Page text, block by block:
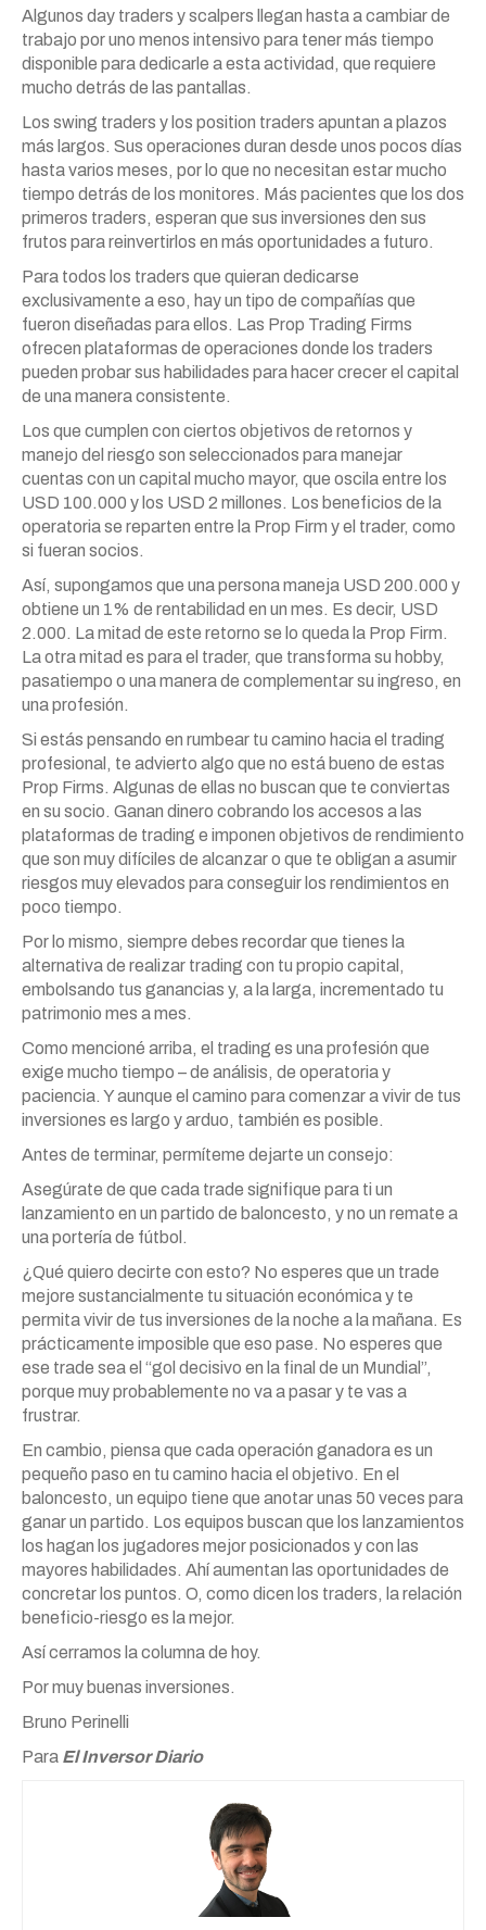
Algunos day traders y scalpers llegan hasta a cambiar de
trabajo por uno menos intensivo para tener más tiempo
disponible para dedicarle a esta actividad, que requiere
mucho detrás de las pantallas.
Los swing traders y los position traders apuntan a plazos
más largos. Sus operaciones duran desde unos pocos días
hasta varios meses, por lo que no necesitan estar mucho
tiempo detrás de los monitores. Más pacientes que los dos
primeros traders, esperan que sus inversiones den sus
frutos para reinvertirlos en más oportunidades a futuro.
Para todos los traders que quieran dedicarse
exclusivamente a eso, hay un tipo de compañías que
fueron diseñadas para ellos. Las Prop Trading Firms
ofrecen plataformas de operaciones donde los traders
pueden probar sus habilidades para hacer crecer el capital
de una manera consistente.
Los que cumplen con ciertos objetivos de retornos y
manejo del riesgo son seleccionados para manejar
cuentas con un capital mucho mayor, que oscila entre los
USD 100.000 y los USD 2 millones. Los beneficios de la
operatoria se reparten entre la Prop Firm y el trader, como
si fueran socios.
Así, supongamos que una persona maneja USD 200.000 y
obtiene un 1% de rentabilidad en un mes. Es decir, USD
2.000. La mitad de este retorno se lo queda la Prop Firm.
La otra mitad es para el trader, que transforma su hobby,
pasatiempo o una manera de complementar su ingreso, en
una profesión.
Si estás pensando en rumbear tu camino hacia el trading
profesional, te advierto algo que no está bueno de estas
Prop Firms. Algunas de ellas no buscan que te conviertas
en su socio. Ganan dinero cobrando los accesos a las
plataformas de trading e imponen objetivos de rendimiento
que son muy difíciles de alcanzar o que te obligan a asumir
riesgos muy elevados para conseguir los rendimientos en
poco tiempo.
Por lo mismo, siempre debes recordar que tienes la
alternativa de realizar trading con tu propio capital,
embolsando tus ganancias y, a la larga, incrementado tu
patrimonio mes a mes.
Como mencioné arriba, el trading es una profesión que
exige mucho tiempo – de análisis, de operatoria y
paciencia. Y aunque el camino para comenzar a vivir de tus
inversiones es largo y arduo, también es posible.
Antes de terminar, permíteme dejarte un consejo:
Asegúrate de que cada trade signifique para ti un
lanzamiento en un partido de baloncesto, y no un remate a
una portería de fútbol.
¿Qué quiero decirte con esto? No esperes que un trade
mejore sustancialmente tu situación económica y te
permita vivir de tus inversiones de la noche a la mañana. Es
prácticamente imposible que eso pase. No esperes que
ese trade sea el “gol decisivo en la final de un Mundial”,
porque muy probablemente no va a pasar y te vas a
frustrar.
En cambio, piensa que cada operación ganadora es un
pequeño paso en tu camino hacia el objetivo. En el
baloncesto, un equipo tiene que anotar unas 50 veces para
ganar un partido. Los equipos buscan que los lanzamientos
los hagan los jugadores mejor posicionados y con las
mayores habilidades. Ahí aumentan las oportunidades de
concretar los puntos. O, como dicen los traders, la relación
beneficio-riesgo es la mejor.
Así cerramos la columna de hoy.
Por muy buenas inversiones.
Bruno Perinelli
Para El Inversor Diario